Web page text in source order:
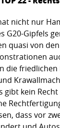
nicht nur
G20-Gipfels
quasi von
die
gibt kein
dass vor